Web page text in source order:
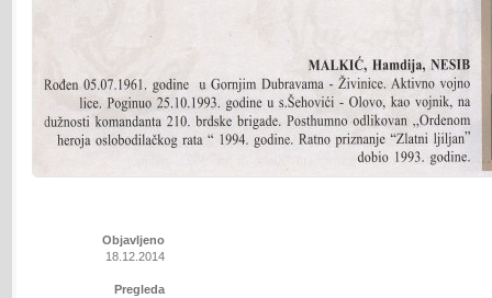
Objavljeno
18.12.2014
Pregleda